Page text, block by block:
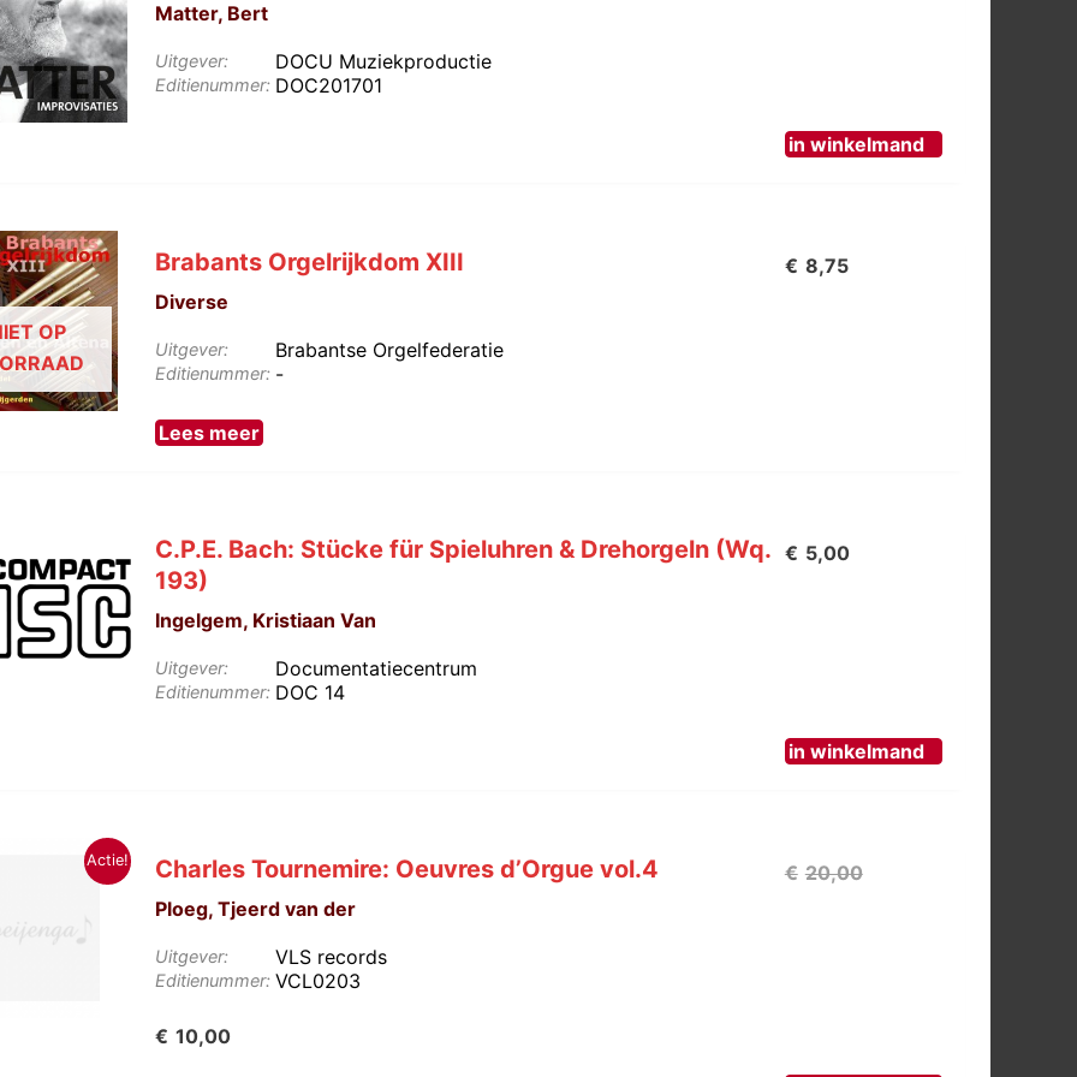
Matter, Bert
Uitgever: DOCU Muziekproductie
Editienummer: DOC201701
in winkelmand
OP
Brabants Orgelrijkdom XIII
Diverse
Uitgever: Brabantse Orgelfederatie
Editienummer: -
€ 8,75
Lees meer
C.P.E. Bach: Stücke für Spieluhren & Drehorgeln (Wq.
193)
Ingelgem, Kristiaan Van
Uitgever: Documentatiecentrum
Editienummer: DOC 14
€ 5,00
in winkelmand
Actie! Charles Tournemire: Oeuvres d’Orgue vol.4
Ploeg, Tjeerd van der
Uitgever: VLS records
Editienummer: VCL0203
€ 20,00Oorspronkelijke
€ 10,00Huidige